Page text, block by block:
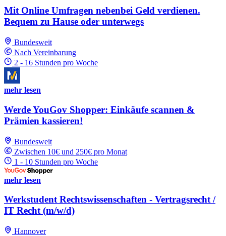
Mit Online Umfragen nebenbei Geld verdienen.
Bequem zu Hause oder unterwegs
Bundesweit
Nach Vereinbarung
2 - 16 Stunden pro Woche
mehr lesen
Werde YouGov Shopper: Einkäufe scannen &
Prämien kassieren!
Bundesweit
Zwischen 10€ und 250€ pro Monat
1 - 10 Stunden pro Woche
mehr lesen
Werkstudent Rechtswissenschaften - Vertragsrecht /
IT Recht (m/w/d)
Hannover